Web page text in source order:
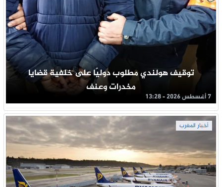
توقيف هولندي مطلوب دوليًا على خلفية قضايا
مخدرات وعنف
7 أغسطس 2026 - 13:28
أخبار المغرب